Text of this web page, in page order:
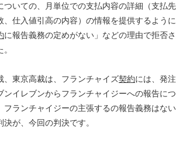
ついての、月単位での支払内容の詳細（支払
、仕入値引高の内容）の情報を提供するよう
に報告義務の定めがない」などの理由で拒否
、東京高裁は、フランチャイズ契約には、発
ンイレブンからフランチャイジーへの報告に
フランチャイジーの主張するの報告義務はな
決が、今回の判決です。